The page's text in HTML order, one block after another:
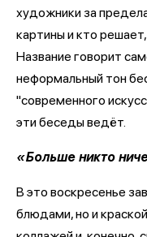
художники за
картины и кто
Название говорит
неформальный тон
"современного
эти беседы ведёт.
«Больше никто
В это воскресенье
блюдами, но и